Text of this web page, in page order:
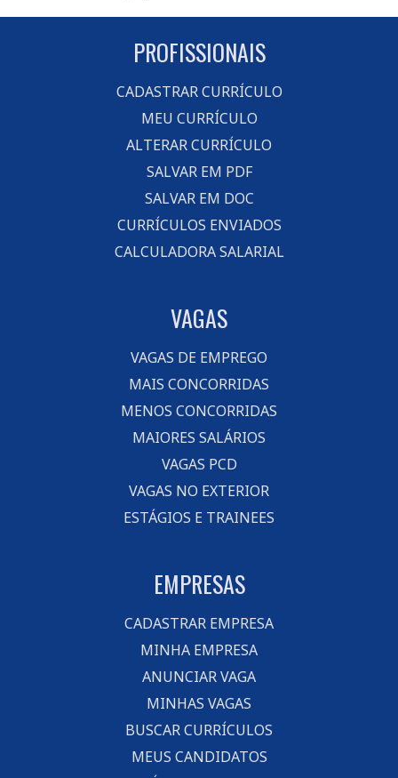
PROFISSIONAIS
CADASTRAR CURRÍCULO
MEU CURRÍCULO
ALTERAR CURRÍCULO
SALVAR EM PDF
SALVAR EM DOC
CURRÍCULOS ENVIADOS
CALCULADORA SALARIAL
VAGAS
VAGAS DE EMPREGO
MAIS CONCORRIDAS
MENOS CONCORRIDAS
MAIORES SALÁRIOS
VAGAS PCD
VAGAS NO EXTERIOR
ESTÁGIOS E TRAINEES
EMPRESAS
CADASTRAR EMPRESA
MINHA EMPRESA
ANUNCIAR VAGA
MINHAS VAGAS
BUSCAR CURRÍCULOS
MEUS CANDIDATOS